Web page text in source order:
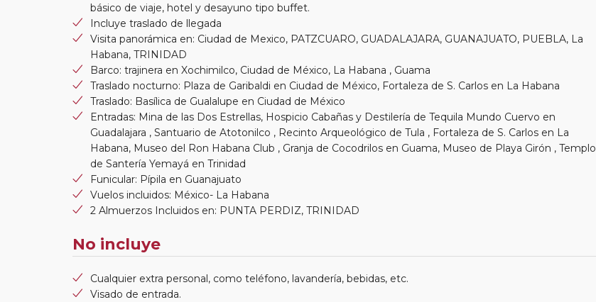
básico de viaje, hotel y desayuno tipo buffet.
Incluye traslado de llegada
Visita panorámica en: Ciudad de Mexico, PATZCUARO, GUADALAJARA, GUANAJUATO, PUEBLA, La
Habana, TRINIDAD
Barco: trajinera en Xochimilco, Ciudad de México, La Habana , Guama
Traslado nocturno: Plaza de Garibaldi en Ciudad de México, Fortaleza de S. Carlos en La Habana
Traslado: Basílica de Gualalupe en Ciudad de México
Entradas: Mina de las Dos Estrellas, Hospicio Cabañas y Destilería de Tequila Mundo Cuervo en
Guadalajara , Santuario de Atotonilco , Recinto Arqueológico de Tula , Fortaleza de S. Carlos en La
Habana, Museo del Ron Habana Club , Granja de Cocodrilos en Guama, Museo de Playa Girón , Templo
de Santería Yemayá en Trinidad
Funicular: Pípila en Guanajuato
Vuelos incluidos: México- La Habana
2 Almuerzos Incluidos en: PUNTA PERDIZ, TRINIDAD
No incluye
Cualquier extra personal, como teléfono, lavandería, bebidas, etc.
Visado de entrada.